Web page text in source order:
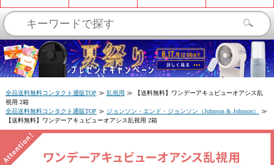
全品送料無料コンタクト通販TOP ≫ 乱視用 ≫
【送料無料】ワンデーアキュビューオアシス乱
視用 2箱
全品送料無料コンタクト通販TOP ≫ ジョンソン・エンド・ジョンソン（Johnson & Johnson）
≫
【送料無料】ワンデーアキュビューオアシス乱視用 2箱
お知らせを受信する
閉じる